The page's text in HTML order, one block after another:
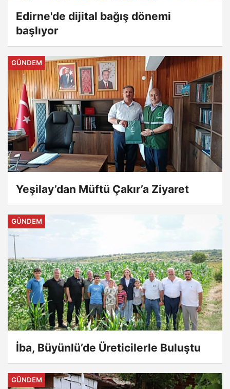
Edirne'de dijital bağış dönemi
başlıyor
GÜNDEM
Yeşilay’dan Müftü Çakır’a Ziyaret
GÜNDEM
İba, Büyünlü’de Üreticilerle Buluştu
GÜNDEM